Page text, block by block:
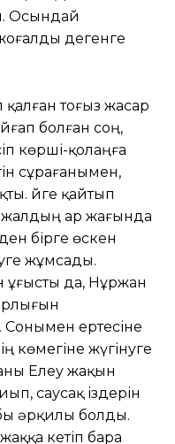
Осындай
дегенге
тоғыз жасар
болған соң,
көрші-қолаңға
сұрағанымен,
Үйге қайтып
жалдың ар жағында
бірге өскен
жұмсады.
да, Нұржан
ертесіне
көмегіне жүгінуге
Елеу жақын
саусақ іздерін
әрқилы болды.
кетіп бара